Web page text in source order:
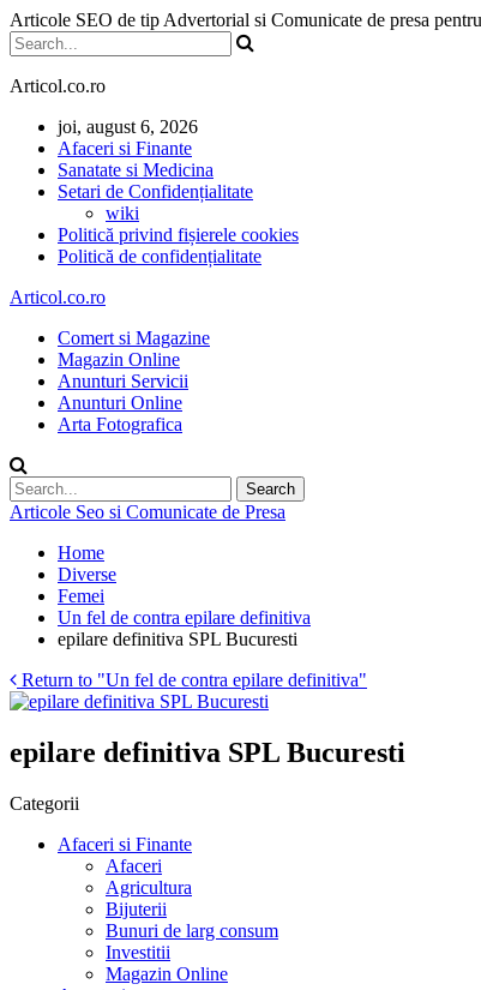
Articole SEO de tip Advertorial si Comunicate de presa
Articol.co.ro
joi, august 6, 2026
Afaceri si Finante
Sanatate si Medicina
Setari de Confidențialitate
wiki
Politică privind fișierele cookies
Politică de confidențialitate
Articol.co.ro
Comert si Magazine
Magazin Online
Anunturi Servicii
Anunturi Online
Arta Fotografica
Articole Seo si Comunicate de Presa
Home
Diverse
Femei
Un fel de contra epilare definitiva
epilare definitiva SPL Bucuresti
Return to "Un fel de contra epilare definitiva"
epilare definitiva SPL Bucuresti
Categorii
Afaceri si Finante
Afaceri
Agricultura
Bijuterii
Bunuri de larg consum
Investitii
Magazin Online